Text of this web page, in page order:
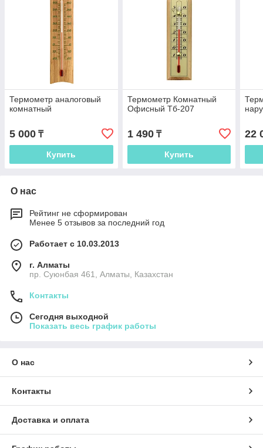
Термометр аналоговый
комнатный
5 000 ₸
Купить
Термометр Комнатный
Офисный Тб-207
1 490₸
Купить
22
О нас
Рейтинг не сформирован
Менее 5 отзывов за последний год
Работает с 10.03.2013
г. Алматы
пр. Суюнбая 461, Алматы, Казахстан
Контакты
Сегодня выходной
Показать весь график работы
О нас
Контакты
Доставка и оплата